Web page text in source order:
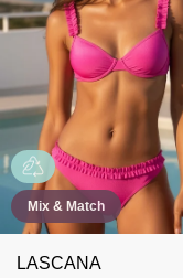
Mix & Match
LASCANA